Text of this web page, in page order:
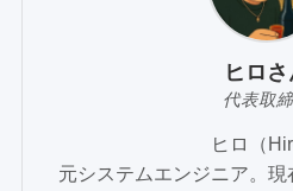
ヒロ
代表取
ヒロ（
元システムエンジニア。